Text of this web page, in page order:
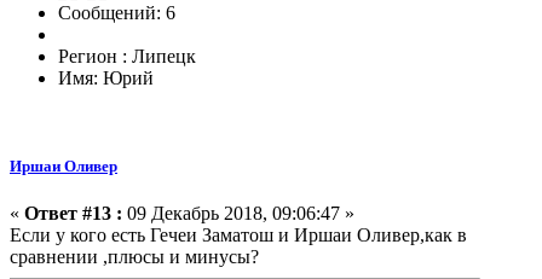
Сообщений: 6
Регион : Липецк
Имя: Юрий
Иршаи Оливер
« Ответ #13 : 09 Декабрь 2018, 09:06:47 »
Если у кого есть Гечеи Заматош и Иршаи Оливер,как в
сравнении ,плюсы и минусы?